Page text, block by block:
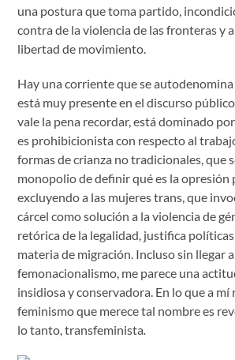
una postura que toma partido,
contra de la violencia de las fronteras y
libertad de movimiento.
Hay una corriente que se
está muy presente en el discurso
vale la pena recordar, está dominado
es prohibicionista con respecto al
formas de crianza no tradicionales, que
monopolio de definir qué es la opresión
excluyendo a las mujeres trans, que
cárcel como solución a la violencia de
retórica de la legalidad, justifica
materia de migración. Incluso sin llegar
femonacionalismo, me parece una
insidiosa y conservadora. En lo que a mí
feminismo que merece tal nombre es
lo tanto, transfeminista.